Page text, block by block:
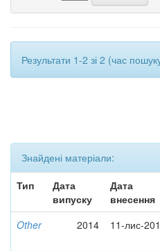
Результати 1-2 зі 2 (час
Знайдені матеріали:
Тип
Дата
випуску
Дата
внесення
Other 2014 11-лис-